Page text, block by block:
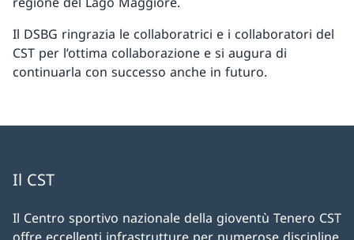
Il DSBG ringrazia le collaboratrici e i collaboratori del
CST per l’ottima collaborazione e si augura di
continuarla con successo anche in futuro.
Il CST
Il Centro sportivo nazionale della gioventù Tenero CST